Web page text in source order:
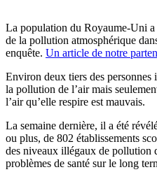
La population du Royaume-Uni a
de la pollution atmosphérique
enquête. Un article de notre
Environ deux tiers des personnes
la pollution de l’air mais
l’air qu’elle respire est mauvais.
La semaine dernière, il a été
ou plus, de 802 établissements
des niveaux illégaux de pollution
problèmes de santé sur le long